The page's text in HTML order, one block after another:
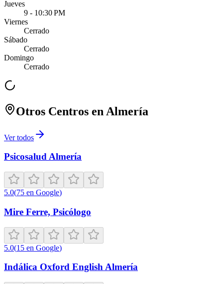
Jueves
9 - 10:30 PM
Viernes
Cerrado
Sábado
Cerrado
Domingo
Cerrado
Otros Centros en Almería
Ver todos
Psicosalud Almería
5.0(75 en Google)
Mire Ferre, Psicólogo
5.0(15 en Google)
Indálica Oxford English Almería